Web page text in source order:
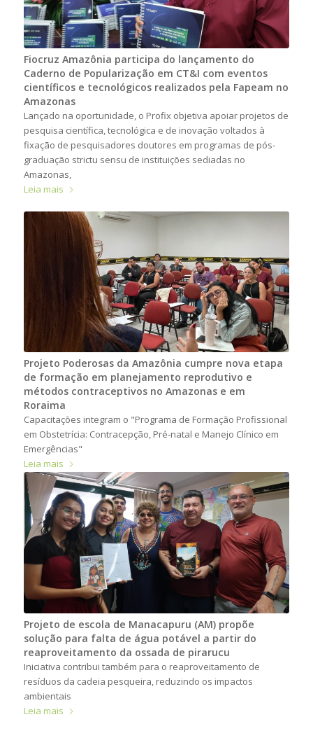
Fiocruz Amazônia participa do lançamento do
Caderno de Popularização em CT&I com eventos
científicos e tecnológicos realizados pela Fapeam no
Amazonas
Lançado na oportunidade, o Profix objetiva apoiar projetos de
pesquisa científica, tecnológica e de inovação voltados à
fixação de pesquisadores doutores em programas de pós-
graduação strictu sensu de instituições sediadas no
Amazonas,
Leia mais
Projeto Poderosas da Amazônia cumpre nova etapa
de formação em planejamento reprodutivo e
métodos contraceptivos no Amazonas e em
Roraima
Capacitações integram o "Programa de Formação Profissional
em Obstetrícia: Contracepção, Pré-natal e Manejo Clínico em
Emergências"
Leia mais
Projeto de escola de Manacapuru (AM) propõe
solução para falta de água potável a partir do
reaproveitamento da ossada de pirarucu
Iniciativa contribui também para o reaproveitamento de
resíduos da cadeia pesqueira, reduzindo os impactos
ambientais
Leia mais